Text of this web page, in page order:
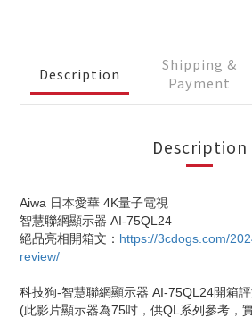
Description
Shipping &
Payment
Description
Aiwa 日本愛華 4K量子電視
智慧聯網顯示器 AI-75QL24
絕品亮相開箱文： https://3cdogs.com/
review/
科技狗-智慧聯網顯示器 AI-75QL24開箱評
(此影片顯示器為75吋，供QL系列參考，